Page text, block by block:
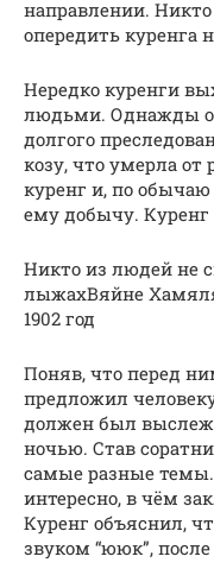
направлении.
опередить куренга
Нередко куренги
людьми. Однажды
долгого
козу, что умерла
куренг и, по обычаю
ему добычу. Куренг
Никто из людей не
лыжахВяйне
1902 год
Поняв, что перед
предложил
должен был
ночью. Став
самые разные
интересно, в чём
Куренг объяснил,
звуком “ююк”,